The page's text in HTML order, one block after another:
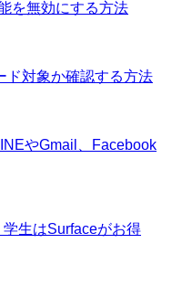
を無効にする方法
ド対象か確認する方法
やGmail、Facebook
生はSurfaceがお得